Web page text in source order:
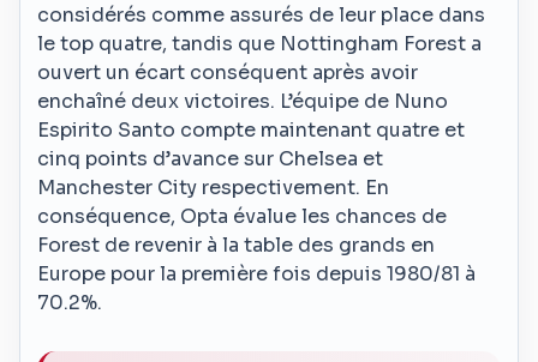
considérés comme assurés de leur place dans
le top quatre, tandis que Nottingham Forest a
ouvert un écart conséquent après avoir
enchaîné deux victoires. L’équipe de Nuno
Espirito Santo compte maintenant quatre et
cinq points d’avance sur Chelsea et
Manchester City respectivement. En
conséquence, Opta évalue les chances de
Forest de revenir à la table des grands en
Europe pour la première fois depuis 1980/81 à
70.2%.